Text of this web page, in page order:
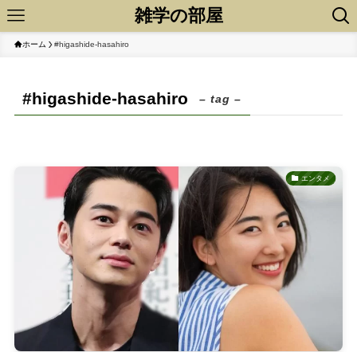
雑学の部屋
ホーム #higashide-hasahiro
#higashide-hasahiro – tag –
エンタメ